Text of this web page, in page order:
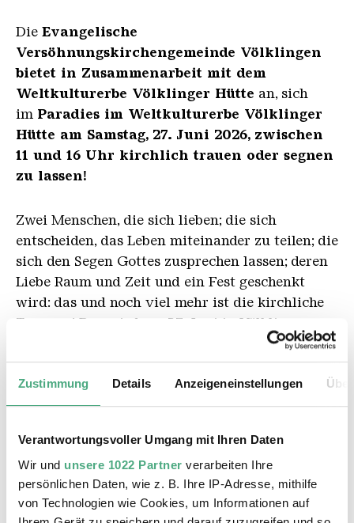
Zustimmung Details Anzeigeneinstellungen
Verantwortungsvoller Umgang mit Ihren Daten
Wir und unsere 1022 Partner verarbeiten Ihre
persönlichen Daten, wie z. B. Ihre IP-Adresse, mithilfe
von Technologien wie Cookies, um Informationen auf
Die Evangelische
Versöhnungskirchengemeinde Völklingen
bietet in Zusammenarbeit mit dem
Weltkulturerbe Völklinger Hütte an, sich
im Paradies im Weltkulturerbe Völklinger
Hütte am Samstag, 27. Juni 2026, zwischen
11 und 16 Uhr kirchlich trauen oder segnen
zu lassen!
Zwei Menschen, die sich lieben; die sich
entscheiden, das Leben miteinander zu teilen; die
sich den Segen Gottes zusprechen lassen; deren
Liebe Raum und Zeit und ein Fest geschenkt
wird: das und noch viel mehr ist die kirchliche
Trauung! Das wird am 27. Juni in Völklingen
So funktioniert es: Auf ein kurzes Gespräch
mit dem Pfarrer oder der Pfarrerin folgt ein
nicht entschieden, ob es Livemusik gibt oder ob
Lieder aus einer Playlist ausgesucht werden
können.
Eine vorherige Anmeldung ist möglich, aber